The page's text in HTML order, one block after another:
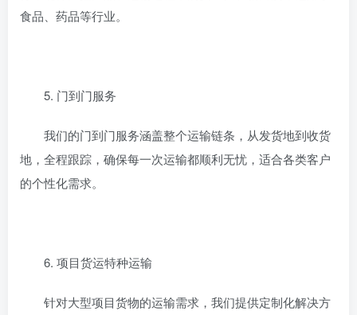
食品、药品等行业。
5. 门到门服务
我们的门到门服务涵盖整个运输链条，从发货地到收货
地，全程跟踪，确保每一次运输都顺利无忧，适合各类客户
的个性化需求。
6. 项目货运特种运输
针对大型项目货物的运输需求，我们提供定制化解决方